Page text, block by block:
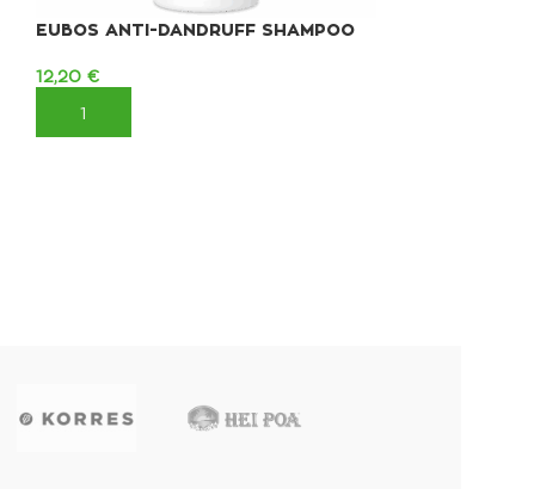
EUBOS ANTI-DANDRUFF SHAMPOO
12,20 €
ΠΡΟΣΘΉΚΗ ΣΤΟ ΚΑΛΆΘΙ